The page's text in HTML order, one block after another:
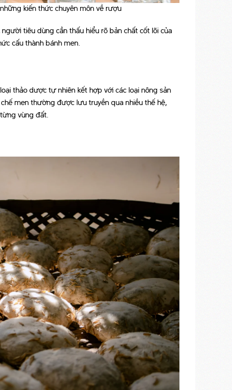
kiến thức chuyên môn về rượu
người tiêu dùng cần thấu hiểu rõ bản chất cốt lõi của
cấu thành bánh men.
thảo dược tự nhiên kết hợp với các loại nông sản
men thường được lưu truyền qua nhiều thế hệ,
vùng đất.